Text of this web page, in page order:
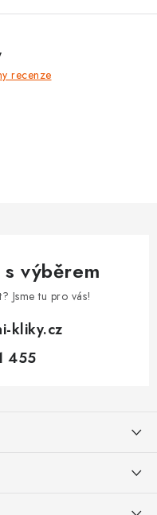
recenze
s výběrem
Jsme tu pro vás!
kliky.cz
455